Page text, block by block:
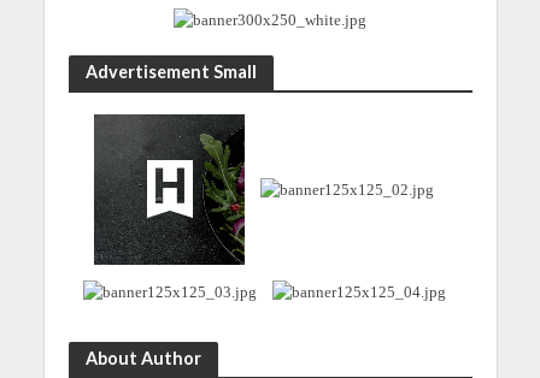
Advertisement Small
About Author